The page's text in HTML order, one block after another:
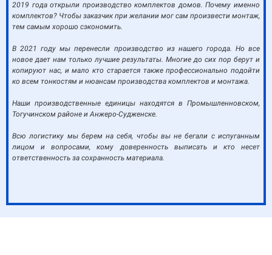
2019 года открыли производство комплектов домов. Почему именно
комплектов? Чтобы заказчик при желании мог сам произвести монтаж,
тем самым хорошо сэкономить.
В 2021 году мы перенесли производство из нашего города. Но все
новое дает нам только лучшие результаты. Многие до сих пор берут и
копируют нас, и мало кто старается также профессионально подойти
ко всем тонкостям и нюансам производства комплектов и монтажа.
Наши производственные единицы находятся в Промышленновском,
Тогучинском районе и Анжеро-Судженске.
Всю логистику мы берем на себя, чтобы вы не бегали с испуганным
лицом и вопросами, кому доверенность выписать и кто несет
ответственность за сохранность материала.